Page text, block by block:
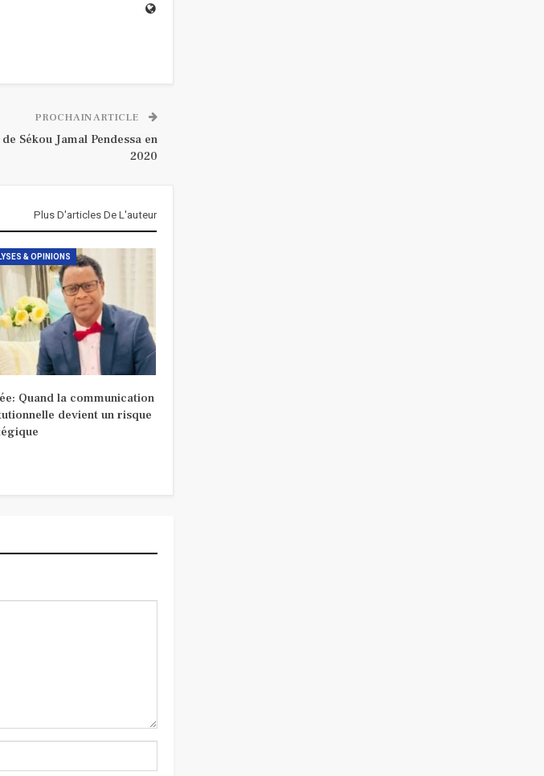
PROCHAIN ARTICLE
Sékou Jamal Pendessa en
2020
Plus D'articles De L'auteur
& OPINIONS
Quand la communication
devient un risque